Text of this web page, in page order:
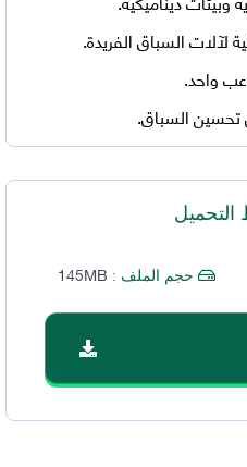
لآلات السباق الفريدة.
واحد.
السباق.
التحميل
حجم الملف : 145MB